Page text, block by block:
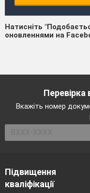
Натисніть
оновленнями на
Перевірка
Вкажіть номер
Підвищення
кваліфікації